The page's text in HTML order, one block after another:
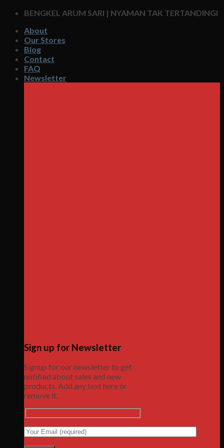
Skip
content
BENGKEL ARUM SARI | NYAMAN TAK TERTANDINGI
About
Our Stores
Blog
Contact
FAQ
Newsletter
Sign up for Newsletter
Signup for our newsletter to get
notified about sales and new
products. Add any text here or
remove it.